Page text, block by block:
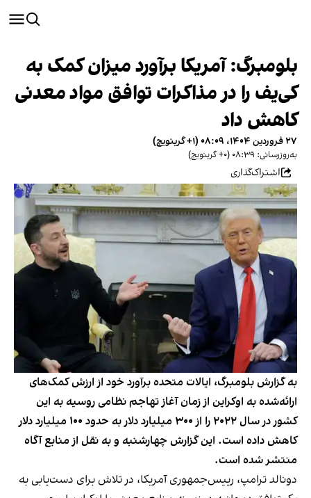
بلومبرگ: آمریکا برآورد میزان کمک به
کی‌یف را در مذاکرات توافق مواد معدنی
کاهش داد
۲۷ فروردین ۱۴۰۴، ۰۸:۰۹ (‎+۱ گرینویچ)
به‌روزرسانی: ۰۸:۳۹ (‎+۰ گرینویچ)
اشتراک‌گذاری
به‌ گزارش بلومبرگ، ایالات متحده برآورد خود از ارزش کمک‌های
ارائه‌شده به اوکراین از زمان آغاز تهاجم نظامی روسیه به این
کشور در سال ۲۰۲۲ را از ۳۰۰ میلیارد دلار به حدود ۱۰۰ میلیارد دلار
کاهش داده است. این گزارش چهارشنبه و به نقل از منابع آگاه
منتشر شده است.
دونالد ترامپ، رییس‌جمهوری آمریکا، در تلاش برای دست‌یابی به